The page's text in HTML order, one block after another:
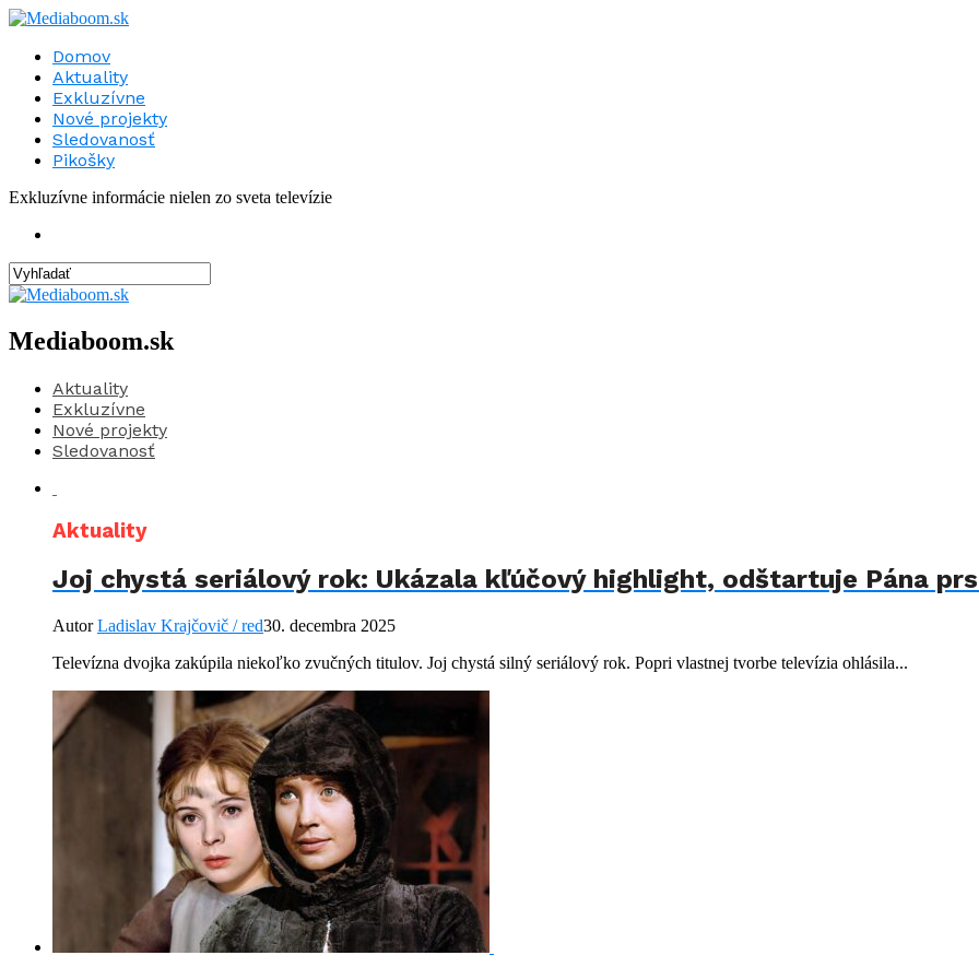
Domov
Aktuality
Exkluzívne
Nové projekty
Sledovanosť
Pikošky
Exkluzívne informácie nielen zo sveta televízie
Mediaboom.sk
Aktuality
Exkluzívne
Nové projekty
Sledovanosť
Aktuality
Joj chystá seriálový rok: Ukázala kľúčový highlight, odštartuje Pána
AutorLadislav Krajčovič / red30. decembra 2025
Televízna dvojka zakúpila niekoľko zvučných titulov. Joj chystá silný seriálový rok. Popri vlastnej tvorbe televízia ohlásila...